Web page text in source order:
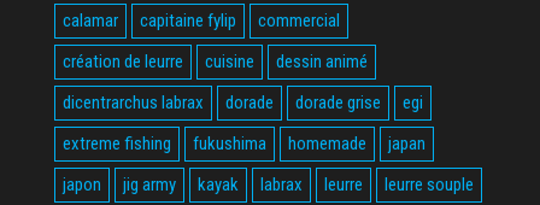
calamar
capitaine fylip
commercial
création de leurre
cuisine
dessin animé
dicentrarchus labrax
dorade dorade grise
egi
extreme fishing
fukushima homemade
japan
japon
jig army kayak labrax leurre
leurre souple